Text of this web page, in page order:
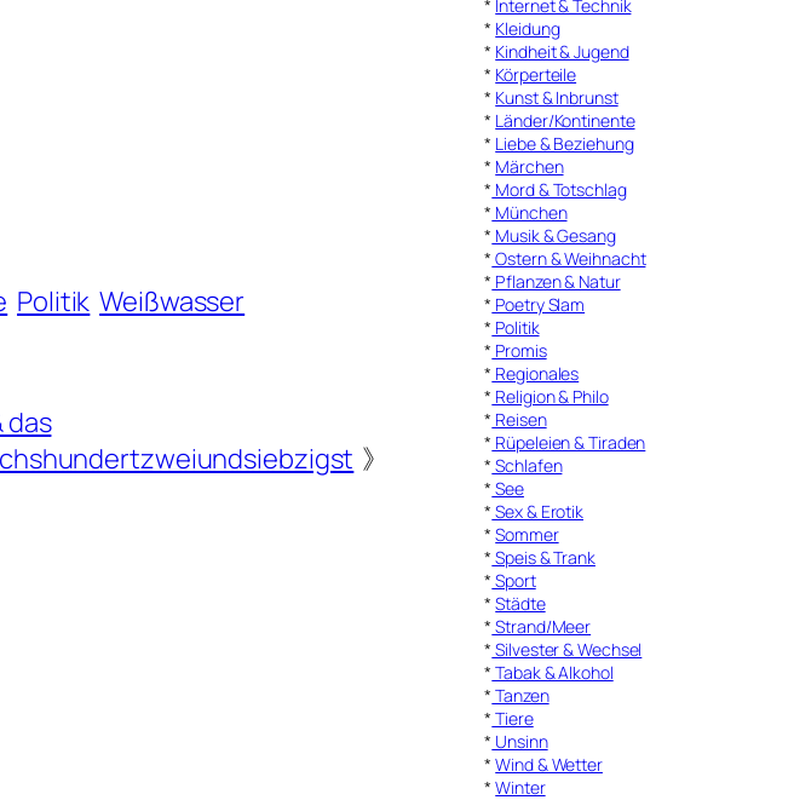
Politik Weißwasser
das
》
* Internet & Technik
* Kleidung
* Kindheit & Jugend
* Körperteile
* Kunst & Inbrunst
* Länder/Kontinente
* Liebe & Beziehung
* Märchen
* Mord & Totschlag
* München
* Musik & Gesang
* Ostern & Weihnacht
* Pflanzen & Natur
* Poetry Slam
* Politik
* Promis
* Regionales
* Religion & Philo
* Reisen
* Rüpeleien & Tiraden
* Schlafen
* See
* Sex & Erotik
*Sommer
* Speis & Trank
* Sport
*Städte
* Strand/Meer
* Silvester & Wechsel
* Tabak & Alkohol
* Tanzen
* Tiere
* Unsinn
*Wind & Wetter
*Winter